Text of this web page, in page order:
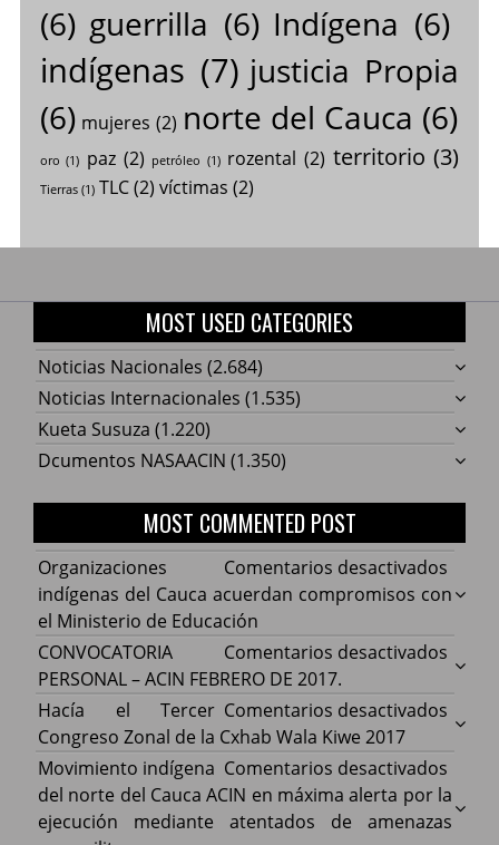
(6) guerrilla (6) Indígena (6)
indígenas (7) justicia Propia
(6) mujeres (2) norte del Cauca (6)
oro (1) paz (2) petróleo (1) rozental (2) territorio (3)
Tierras(1) TLC(2) víctimas (2)
MOST USED CATEGORIES
Noticias Nacionales (2.684)
Noticias Internacionales (1.535)
Kueta Susuza (1.220)
Dcumentos NASAACIN (1.350)
MOST COMMENTED POST
Comentarios desactivados
Cauca
con
de
Organizaciones
indígenas del Cauca acuerdan compromisos con
el Ministerio de Educación
Comentarios desactivados
ACIN
DE
CONVOCATORIA
PERSONAL – ACIN FEBRERO DE 2017.
Comentarios desactivados
Hacía
Hacía el Tercer
Congreso Zonal de la Cxhab Wala Kiwe 2017
Comentarios desactivados
Movimiento indígena
del norte del Cauca ACIN en máxima alerta por la
ejecución mediante atentados de amenazas